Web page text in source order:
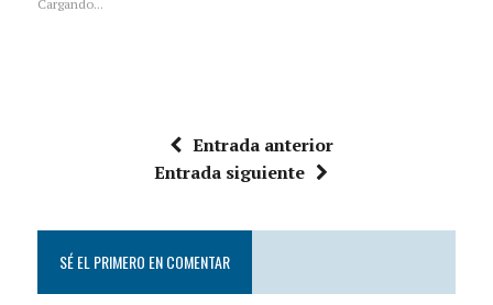
Cargando...
Entrada anterior
Entrada siguiente
SÉ EL PRIMERO EN COMENTAR